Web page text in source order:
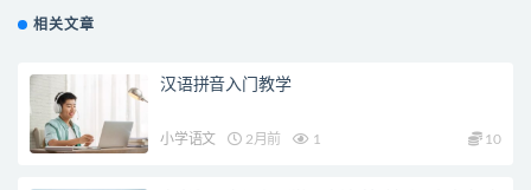
相关文章
汉语拼音入门教学
小学语文 2月前 1 10